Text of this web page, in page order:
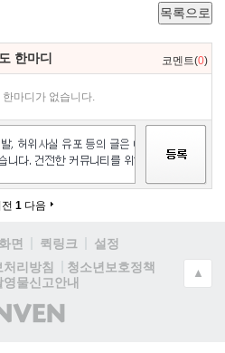
목록으로
한마디 코멘트(0)
한마디가 없습니다.
1 다음
면 퀵링크
설정
리방침
청소년보호정책
영물신고안내
(주)
인
▲